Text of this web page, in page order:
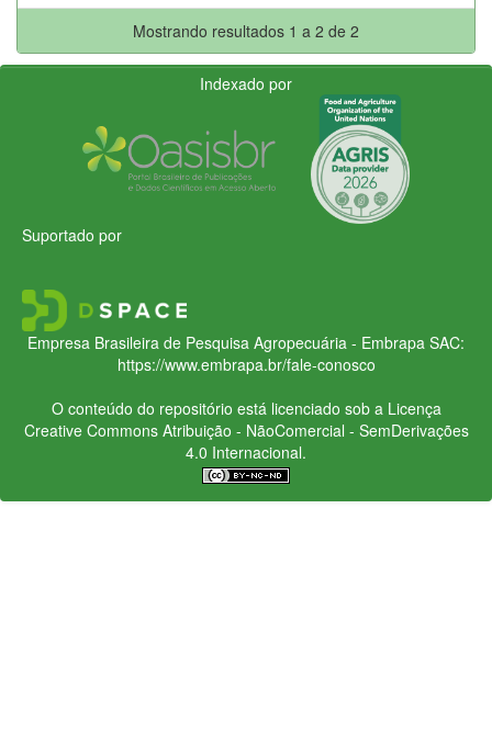
Mostrando resultados 1 a 2 de 2
Indexado por
Suportado por
Empresa Brasileira de Pesquisa Agropecuária - Embrapa SAC:
https://www.embrapa.br/fale-conosco
O conteúdo do repositório está licenciado sob a Licença
Creative CommonsAtribuição - NãoComercial - SemDerivações
4.0 Internacional.